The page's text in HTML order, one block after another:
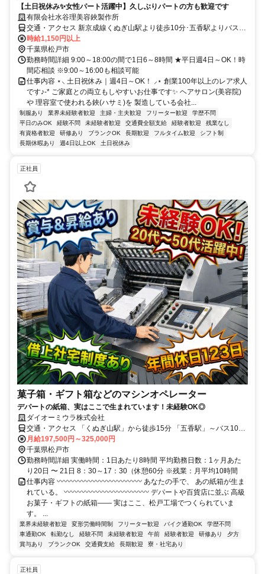
【土日祝休み✨女性パート活躍中】久しぶりパートの方も歓迎です
有限会社水谷理美容鋏製作所
交通・アクセス 新京成線くぬぎ山駅より徒歩10分･五香駅よりバス10
分
時給1,150円以上
千葉県松戸市
勤務時間詳細 9:00～18:00の間で1日6～8時間 ★平日週4日～OK！時
間応相談 ※9:00～16:00も相談可能
仕事内容 ⋆⸜ 土日祝休み｜週4日～OK！ ⸝⋆ 創業100年以上のレア求人
です♪-* ご家庭との両立もしやすいお仕事です✨ ヘアサロン(美容院)
や 理容室で使われる鋏(ハサミ)を 製造している会社...
制服あり 業界未経験者歓迎 主婦・主夫歓迎 フリーター歓迎
学歴不問
平日のみOK
経験不問 未経験者歓迎 交通費全額支給 経験者歓迎
残業なし
有資格者歓迎
研修あり ブランクOK 長期歓迎 フルタイム歓迎
シフト制
長期休暇あり
週4日以上OK 土日祝休み
正社員
菓子箱・ギフト箱などのマシンオペレーター
デパートの紙箱、実はここで生まれています！未経験OK◎
ダイオーミウラ株式会社
交通・アクセス 「くぬぎ山駅」から徒歩15分 「五香駅」～バス10分
「松飛台十字路」下車徒歩5分
月給197,500円～325,000円
千葉県松戸市
勤務時間詳細 実働時間：1日あたり8時間 平均勤務日数：1ヶ月あた
り20日 〜 21日 8：30～17：30（休憩60分 ※残業：月平均10時間
仕事内容 〰〰〰〰〰〰〰〰〰〰〰〰 あなたの手で、 あの紙箱が生ま
れている。 〰〰〰〰〰〰〰〰〰〰〰〰 デパートや百貨店に並ぶ 高級
お菓子・ギフトの紙箱—— 実はここ、松戸工場でつくられていま
す。 ...
業界未経験者歓迎 変形労働時間制 フリーター歓迎 バイク通勤OK
学歴不問
車通勤OK
転勤なし 経験不問 未経験者歓迎 午前 経験者歓迎 研修あり
夕方
賞与あり
ブランクOK 交通費支給 長期歓迎 寮・社宅あり
正社員